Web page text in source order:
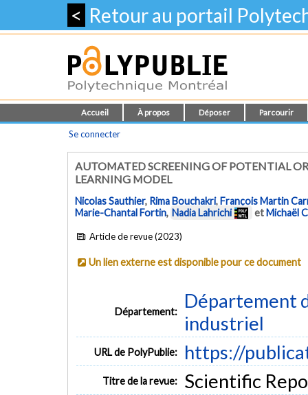
< Retour au portail
Accueil À propos Déposer Parcourir
Se connecter
AUTOMATED SCREENING OF POTENTIAL
LEARNING MODEL
Nicolas Sauthier, Rima Bouchakri,François Martin
Marie-Chantal Fortin, Nadia Lahrichi etMichaël
Article de revue (2023)
Un lien externe est disponible pour ce document
Département:
Département
industriel
URL de PolyPublie: https://
Titre de la revue: Scientific